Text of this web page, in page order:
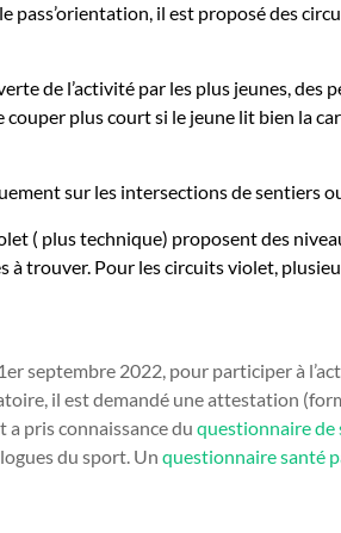
pass’orientation, il est proposé des
de l’activité par les plus jeunes,
couper plus court si le jeune lit bien la
sur les intersections de sentiers
( plus technique) proposent des
à trouver. Pour les circuits violet,
septembre 2022, pour participer à
il est demandé une attestation
a pris connaissance duquestionnaire
du sport. Unquestionnaire santé